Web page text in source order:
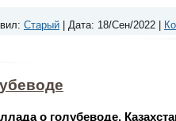
Старый Дата: 18/Сен/2022
о голубеводе.